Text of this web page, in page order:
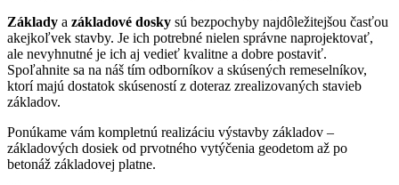
Základy a základové dosky sú bezpochyby najdôležitejšou časťou
akejkoľvek stavby. Je ich potrebné nielen správne naprojektovať,
ale nevyhnutné je ich aj vedieť kvalitne a dobre postaviť.
Spoľahnite sa na náš tím odborníkov a skúsených remeselníkov,
ktorí majú dostatok skúseností z doteraz zrealizovaných stavieb
základov.
Ponúkame vám kompletnú realizáciu výstavby základov –
základových dosiek od prvotného vytýčenia geodetom až po
betonáž základovej platne.